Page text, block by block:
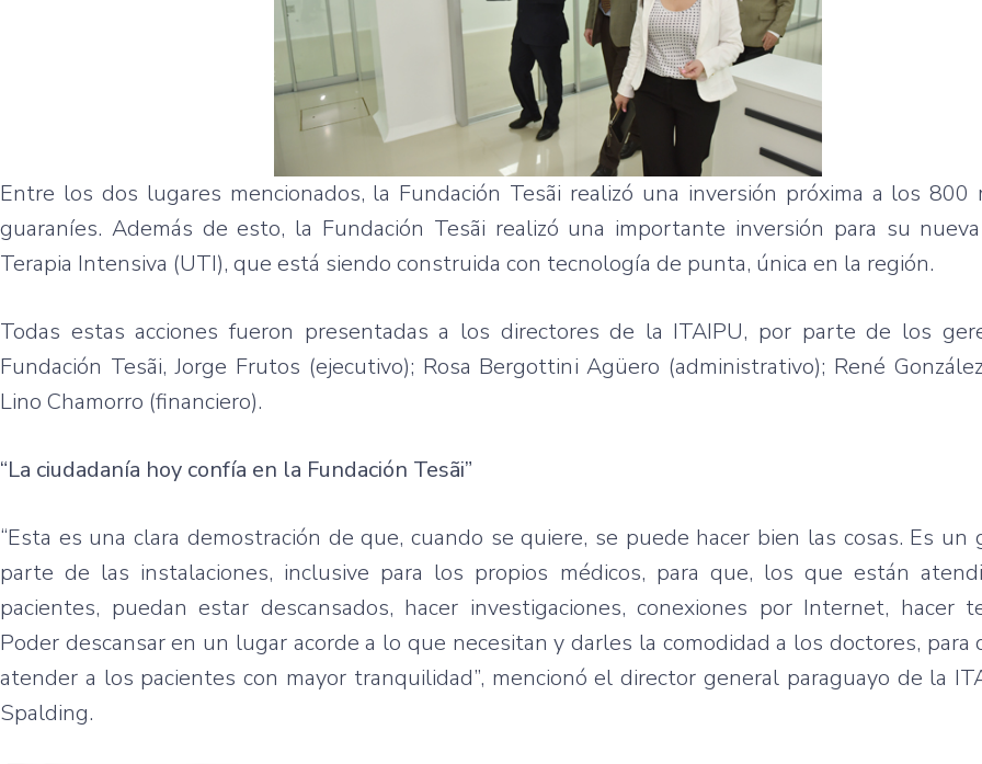
Entre los dos lugares mencionados, la Fundación Tesãi realizó una inversión próxima a los 800
guaraníes. Además de esto, la Fundación Tesãi realizó una importante inversión para su
Terapia Intensiva (UTI), que está siendo construida con tecnología de punta, única en la región.
Todas estas acciones fueron presentadas a los directores de la ITAIPU, por parte de los
Fundación Tesãi, Jorge Frutos (ejecutivo); Rosa Bergottini Agüero (administrativo); René
Lino Chamorro (financiero).
“La ciudadanía hoy confía en la Fundación Tesãi”
“Esta es una clara demostración de que, cuando se quiere, se puede hacer bien las cosas. Es un
parte de las instalaciones, inclusive para los propios médicos, para que, los que están
pacientes, puedan estar descansados, hacer investigaciones, conexiones por Internet, hacer
Poder descansar en un lugar acorde a lo que necesitan y darles la comodidad a los doctores, para
atender a los pacientes con mayor tranquilidad”, mencionó el director general paraguayo de la
Spalding.